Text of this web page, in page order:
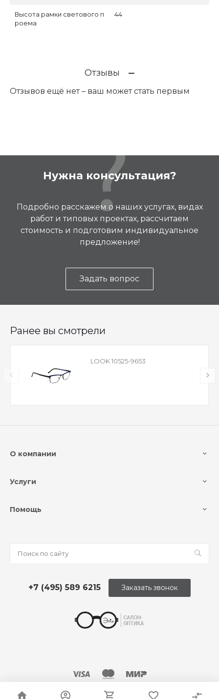
Высота рамки светового п
роема
44
Отзывы
Отзывов ещё нет – ваш может стать первым
Нужна консультация?
Подробно расскажем о наших услугах, видах
работ и типовых проектах, рассчитаем
стоимость и подготовим индивидуальное
предложение!
Задать вопрос
Ранее вы смотрели
LOOK 10525-9653
О компании
Услуги
Помощь
+7 (495) 589 6215 Заказать звонок